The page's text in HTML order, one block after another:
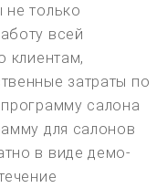
не только
всей
клиентам,
затраты по
салона
для салонов
в виде демо-